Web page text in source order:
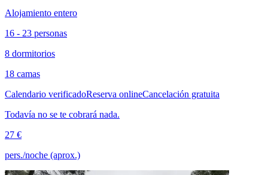
Alojamiento entero
16 - 23 personas
8 dormitorios
18 camas
Calendario verificadoReserva onlineCancelación gratuita
Todavía no se te cobrará nada.
27 €
pers./noche (aprox.)